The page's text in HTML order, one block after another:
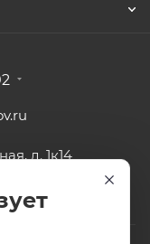
д. 1к14